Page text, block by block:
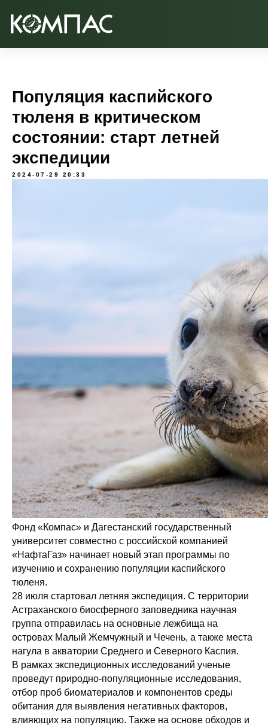
Популяция каспийского
тюленя в критическом
состоянии: старт летней
экспедиции
2024-07-29 20:33
Фонд «Компас» и Дагестанский государственный
университет совместно с российской компанией
«НафтаГаз» начинает новый этап программы по
изучению и сохранению популяции каспийского
тюленя.
28 июля стартовал летняя экспедиция. С территории
Астраханского биосферного заповедника научная
группа отправилась на основные лежбища на
островах Малый Жемчужный и Чечень, а также места
нагула в акватории Среднего и Северного Каспия.
В рамках экспедиционных исследований ученые
проведут природно-популяционные исследования,
отбор проб биоматериалов и компонентов среды
обитания для выявления негативных факторов,
влияющих на популяцию. Также на основе обходов и